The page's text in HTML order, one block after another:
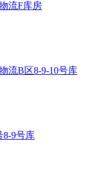
流F库房
流B区8-9-10号库
8-9号库